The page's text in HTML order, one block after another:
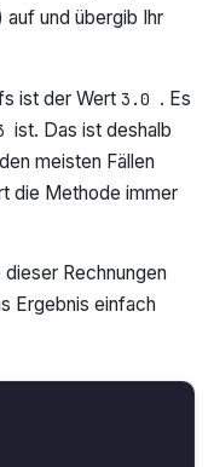
und übergib Ihr
ist der Wert 3.0 . Es
ist. Das ist deshalb
meisten Fällen
die Methode immer
Rechnungen
Ergebnis einfach